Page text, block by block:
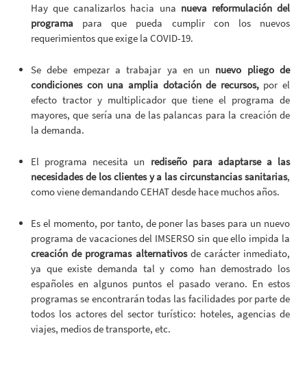
Hay que canalizarlos hacia una nueva reformulación del
programa para que pueda cumplir con los nuevos
requerimientos que exige la COVID-19.
Se debe empezar a trabajar ya en un nuevo pliego de
condiciones con una amplia dotación de recursos, por el
efecto tractor y multiplicador que tiene el programa de
mayores, que sería una de las palancas para la creación de
la demanda.
El programa necesita un rediseño para adaptarse a las
necesidades de los clientes y a las circunstancias sanitarias,
como viene demandando CEHAT desde hace muchos años.
Es el momento, por tanto, de poner las bases para un nuevo
programa de vacaciones del IMSERSO sin que ello impida la
creación de programas alternativosde carácter inmediato,
ya que existe demanda tal y como han demostrado los
españoles en algunos puntos el pasado verano. En estos
programas se encontrarán todas las facilidades por parte de
todos los actores del sector turístico: hoteles, agencias de
viajes, medios de transporte, etc.